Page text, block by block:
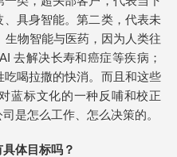
具身智能。第二类，代表未
物智能与医药，因为人类往
去解决长寿和癌症等疾病；
喝拉撒的快消。而且和这些
蓝标文化的一种反哺和校正
是怎么工作、怎么决策的。
体目标吗？